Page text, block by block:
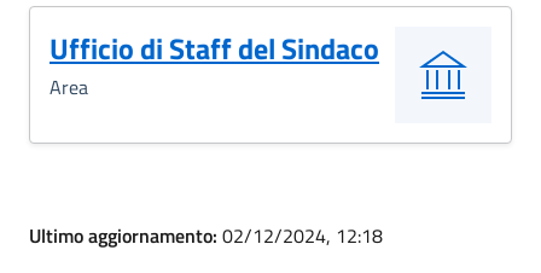
Ufficio di Staff del Sindaco
Area
Ultimo aggiornamento: 02/12/2024, 12:18